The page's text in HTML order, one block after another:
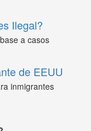
Ilegal?
a casos
de EEUU
inmigrantes